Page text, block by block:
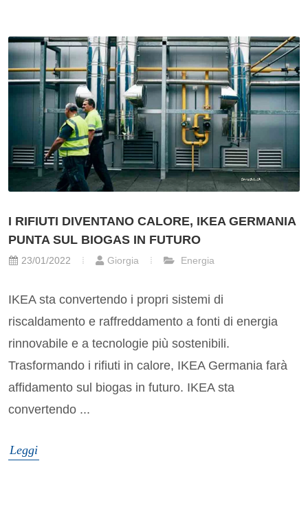
I RIFIUTI DIVENTANO CALORE, IKEA GERMANIA
PUNTA SUL BIOGAS IN FUTURO
23/01/2022 Giorgia Energia
IKEA sta convertendo i propri sistemi di
riscaldamento e raffreddamento a fonti di energia
rinnovabile e a tecnologie più sostenibili.
Trasformando i rifiuti in calore, IKEA Germania farà
affidamento sul biogas in futuro. IKEA sta
convertendo ...
Leggi